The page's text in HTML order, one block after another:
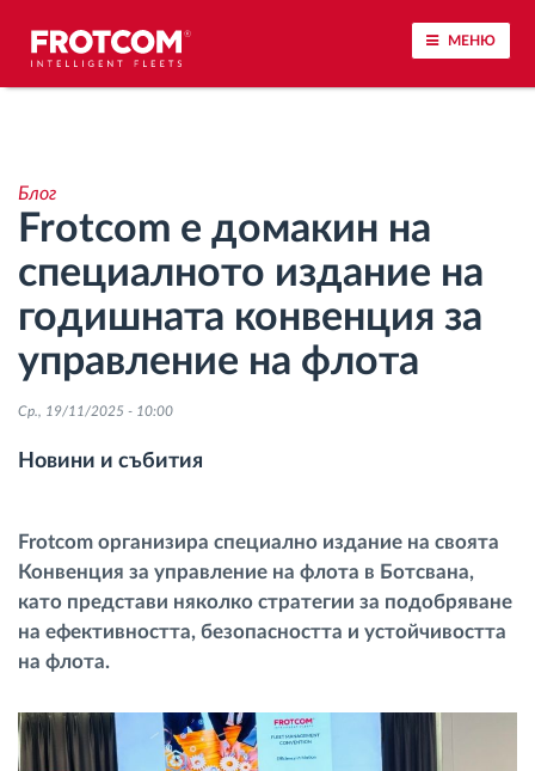
МЕНЮ
Анализ на стила на шофиране
Наблюдение на времената за шофиране
Управление на работната сила
Планиране на маршрути и мониторинг
Разберете за всички функционалности
Блог
Frotcom е домакин на
специалното издание на
годишната конвенция за
управление на флота
Ср., 19/11/2025 - 10:00
Новини и събития
Frotcom организира специално издание на своята
Конвенция за управление на флота в Ботсвана,
като представи няколко стратегии за подобряване
на ефективността, безопасността и устойчивостта
на флота.